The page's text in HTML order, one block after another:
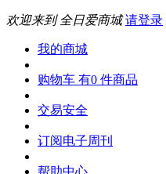
欢迎来到 全日爱商城 请登录
我的商城
购物车 有0 件商品
交易安全
订阅电子周刊
帮助中心